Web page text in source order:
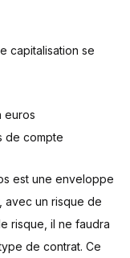
capitalisation se
euros
de compte
est une enveloppe
avec un risque de
risque, il ne faudra
de contrat. Ce